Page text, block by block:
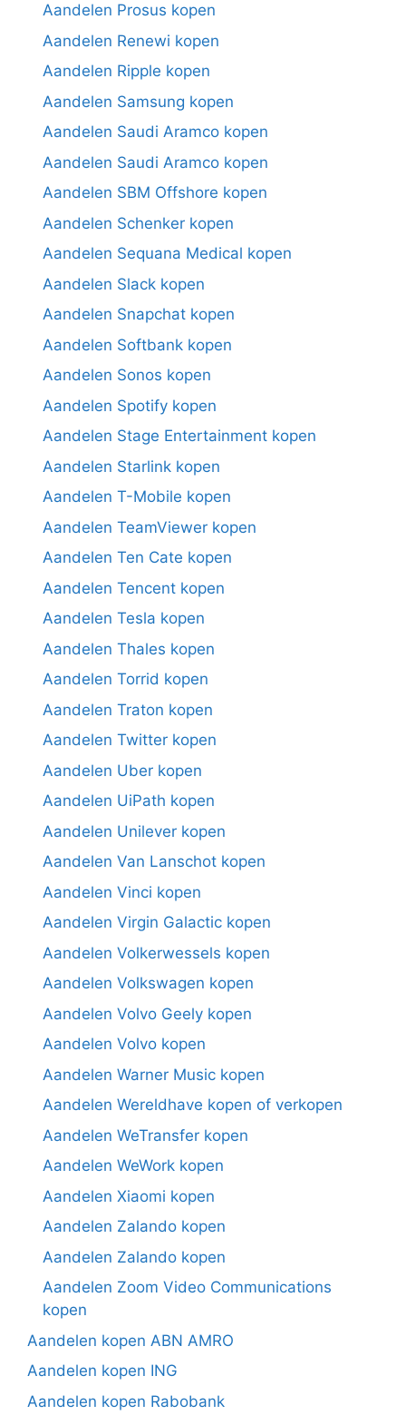
Aandelen Prosus kopen
Aandelen Renewi kopen
Aandelen Ripple kopen
Aandelen Samsung kopen
Aandelen Saudi Aramco kopen
Aandelen Saudi Aramco kopen
Aandelen SBM Offshore kopen
Aandelen Schenker kopen
Aandelen Sequana Medical kopen
Aandelen Slack kopen
Aandelen Snapchat kopen
Aandelen Softbank kopen
Aandelen Sonos kopen
Aandelen Spotify kopen
Aandelen Stage Entertainment kopen
Aandelen Starlink kopen
Aandelen T-Mobile kopen
Aandelen TeamViewer kopen
Aandelen Ten Cate kopen
Aandelen Tencent kopen
Aandelen Tesla kopen
Aandelen Thales kopen
Aandelen Torrid kopen
Aandelen Traton kopen
Aandelen Twitter kopen
Aandelen Uber kopen
Aandelen UiPath kopen
Aandelen Unilever kopen
Aandelen Van Lanschot kopen
Aandelen Vinci kopen
Aandelen Virgin Galactic kopen
Aandelen Volkerwessels kopen
Aandelen Volkswagen kopen
Aandelen Volvo Geely kopen
Aandelen Volvo kopen
Aandelen Warner Music kopen
Aandelen Wereldhave kopen of verkopen
Aandelen WeTransfer kopen
Aandelen WeWork kopen
Aandelen Xiaomi kopen
Aandelen Zalando kopen
Aandelen Zalando kopen
Aandelen Zoom Video Communications
kopen
Aandelen kopen ABN AMRO
Aandelen kopen ING
Aandelen kopen Rabobank